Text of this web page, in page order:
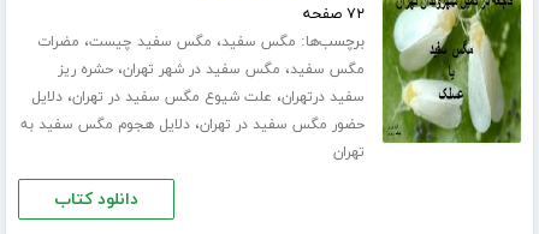
۷۲ صفحه
برچسب‌ها: مگس سفید، مگس سفید چیست، مضرات
مگس سفید، مگس سفید در شهر تهران،حشره ریز
سفید درتهران، علت شیوع مگس سفید در تهران،دلایل
حضور مگس سفید در تهران،دلایل هجوم مگس سفید به
تهران
دانلود کتاب